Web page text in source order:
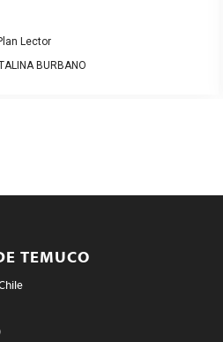
Lector
BURBANO
TEMUCO